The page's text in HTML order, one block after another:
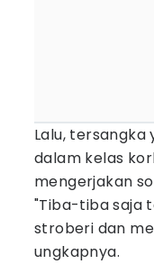
Lalu, tersangka
dalam kelas
mengerjakan
"Tiba-tiba saja
stroberi dan
ungkapnya.